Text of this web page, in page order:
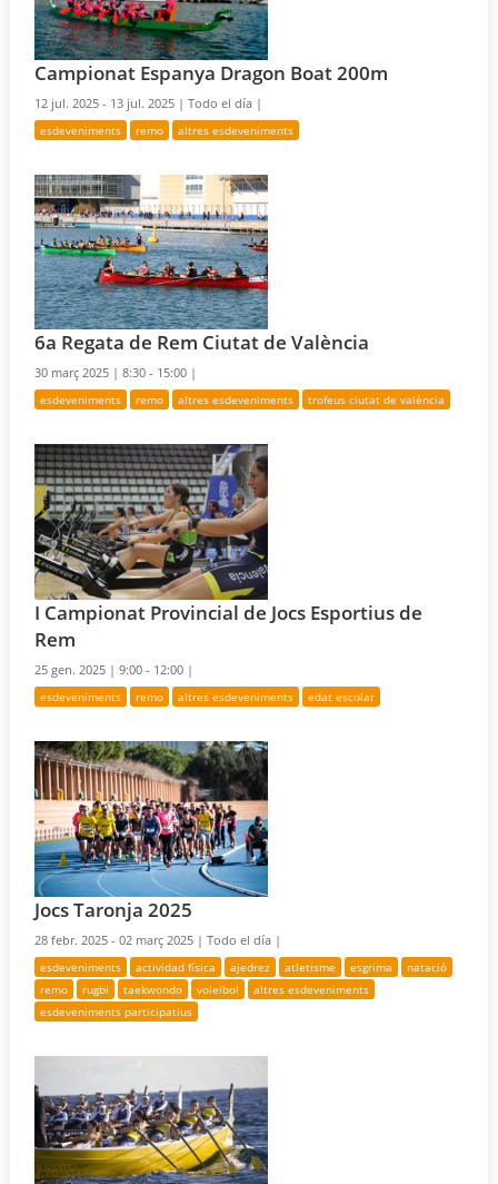
Campionat Espanya Dragon Boat 200m
12 jul. 2025 - 13 jul. 2025 |Todo el día |
esdeveniments remo altres esdeveniments
6a Regata de Rem Ciutat de València
30 març 2025 |8:30 - 15:00 |
esdeveniments remo altres esdeveniments trofeus ciutat de valència
I Campionat Provincial de Jocs Esportius de
Rem
25 gen. 2025 |9:00 - 12:00 |
esdeveniments remo altres esdeveniments edat escolar
Jocs Taronja 2025
28 febr. 2025 - 02 març 2025 |Todo el día |
esdeveniments actividad física ajedrez atletisme esgrima
natació
remo
rugbi taekwondo voleibol
altres esdeveniments
esdeveniments participatius